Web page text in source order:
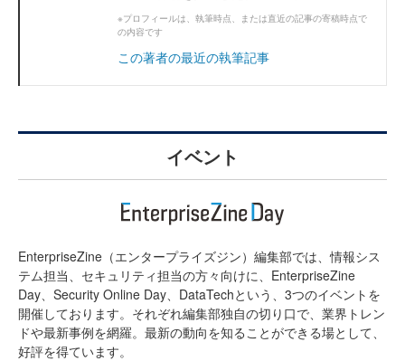
※プロフィールは、執筆時点、または直近の記事の寄稿時点で
の内容です
この著者の最近の執筆記事
イベント
EnterpriseZine（エンタープライズジン）編集部では、情報シス
テム担当、セキュリティ担当の方々向けに、EnterpriseZine
Day、Security Online Day、DataTechという、3つのイベントを
開催しております。それぞれ編集部独自の切り口で、業界トレン
ドや最新事例を網羅。最新の動向を知ることができる場として、
好評を得ています。